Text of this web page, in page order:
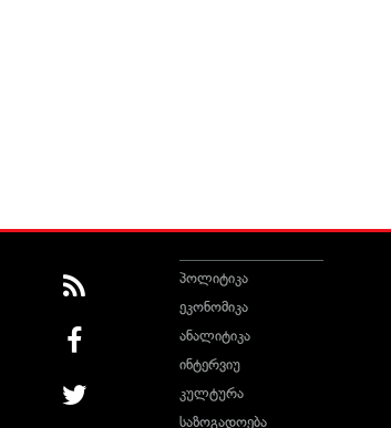
პოლიტიკა
ეკონომიკა
ანალიტიკა
ინტერვიუ
კულტურა
საზოგადოება